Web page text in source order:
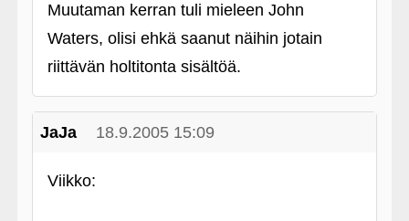
Muutaman kerran tuli mieleen John
Waters, olisi ehkä saanut näihin jotain
riittävän holtitonta sisältöä.
JaJa 18.9.2005 15:09
Viikko: